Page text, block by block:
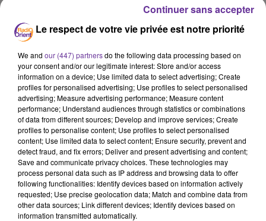
LE JOURNAL EN LANGUE FRANCAISE DU SOIR
27/03/2025
LE JOURNAL EN LANGUE FRANCAISE DU SOIR
27/03/2025
0:00 12 min 58 sec
Le respect de votre vie privée est notre priorité
We and our (447) partnersdo the following data processing based on
your consent and/or our legitimate interest: Store and/or access
information on a device; Use limited data to select advertising; Create
profiles for personalised advertising; Use profiles to select personalised
advertising; Measure advertising performance; Measure content
performance; Understand audiences through statistics or combinations
of data from different sources; Develop and improve services; Create
profiles to personalise content; Use profiles to select personalised
content; Use limited data to select content; Ensure security, prevent and
detect fraud, and fix errors; Deliver and present advertising and content;
Save and communicate privacy choices. These technologies may
process personal data such as IP address and browsing data to offer
following functionalities: Identify devices based on information actively
requested; Use precise geolocation data; Match and combine data from
other data sources; Link different devices; Identify devices based on
information transmitted automatically.
Continuer sans accepter